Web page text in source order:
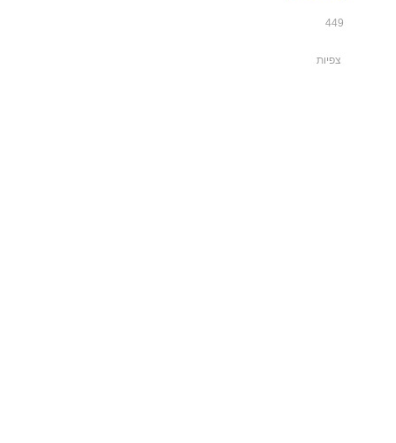
449
צפיות